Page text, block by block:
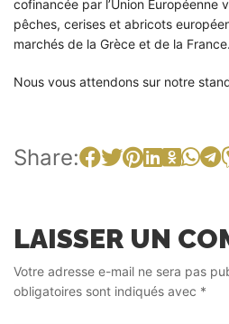
cofinancée par l’Union Européenne
pêches, cerises et abricots
marchés de la Grèce et de la France.
Nous vous attendons sur notre
Share:
LAISSER UN
Votre adresse e-mail ne sera pas
obligatoires sont indiqués avec *